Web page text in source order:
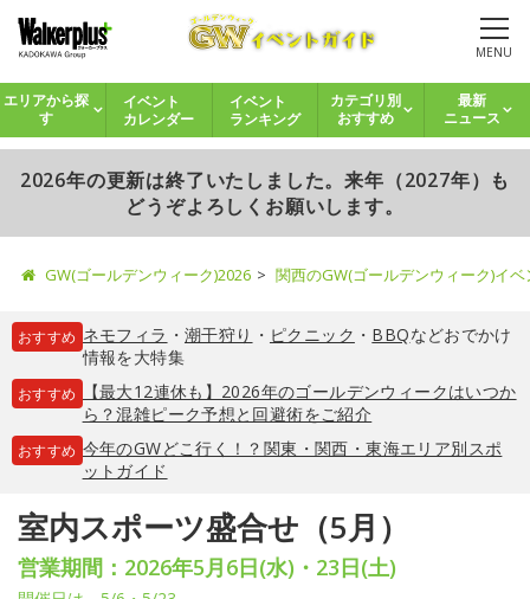
MENU
エリアから探
す
イベント
カレンダー
イベント
ランキング
カテゴリ別
おすすめ
最新
ニュース
2026年の更新は終了いたしました。来年（2027年）も
どうぞよろしくお願いします。
GW(ゴールデンウィーク)2026 関西のGW(ゴールデンウィーク)イ
おすすめ ネモフィラ ・ 潮干狩り ・ ピクニック ・ BBQなどおでかけ
情報を大特集
おすすめ
【最大12連休も】2026年のゴールデンウィークはいつか
ら？混雑ピーク予想と回避術をご紹介
おすすめ 今年のGWどこ行く！？関東・関西・東海エリア別スポ
ットガイド
室内スポーツ盛合せ（5月）
営業期間：2026年5月6日(水)・23日(土)